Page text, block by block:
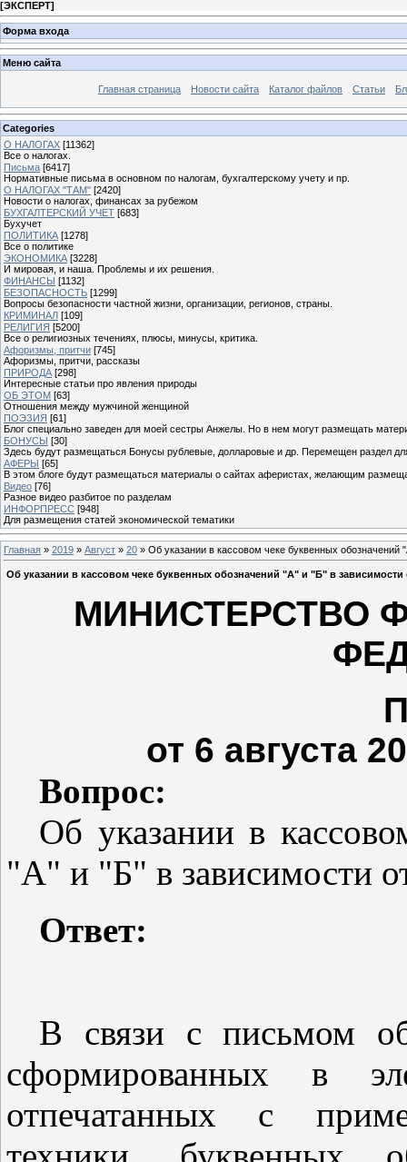
[ЭКСПЕРТ]
Форма входа
Меню сайта
Главная страница Новости сайта Каталог файлов Статьи
Categories
О НАЛОГАХ [11362]
Все о налогах.
Письма [6417]
Нормативные письма в основном по налогам, бухгалтерскому учету и пр.
О НАЛОГАХ "ТАМ" [2420]
Новости о налогах, финансах за рубежом
БУХГАЛТЕРСКИЙ УЧЕТ [683]
Бухучет
ПОЛИТИКА [1278]
Все о политике
ЭКОНОМИКА [3228]
И мировая, и наша. Проблемы и их решения.
ФИНАНСЫ [1132]
БЕЗОПАСНОСТЬ [1299]
Вопросы безопасности частной жизни, организации, регионов, страны.
КРИМИНАЛ [109]
РЕЛИГИЯ [5200]
Все о религиозных течениях, плюсы, минусы, критика.
Афоризмы, притчи [745]
Афоризмы, притчи, рассказы
ПРИРОДА [298]
Интересные статьи про явления природы
ОБ ЭТОМ [63]
Отношения между мужчиной женщиной
ПОЭЗИЯ [61]
Блог специально заведен для моей сестры Анжелы. Но в нем могут размещать
БОНУСЫ [30]
Здесь будут размещаться Бонусы рублевые, долларовые и др. Перемещен раздел
АФЕРЫ [65]
В этом блоге будут размещаться материалы о сайтах аферистах, желающим
Видео [76]
Разное видео разбитое по разделам
ИНФОРПРЕСС [948]
Для размещения статей экономической тематики
Главная » 2019 » Август » 20 » Об указании в кассовом чеке буквенных
Об указании в кассовом чеке буквенных обозначений "А" и "Б" в
МИНИСТЕРСТВО
от 6 августа
Вопрос:
Об указании в
"А" и "Б" в зависимости
Ответ:
В связи с письмом
сформированных в
отпечатанных с